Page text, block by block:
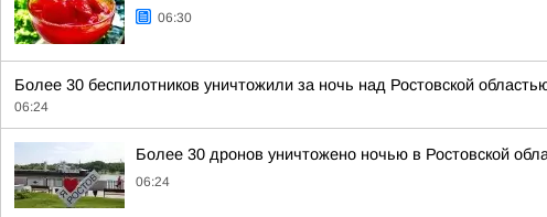
06:30
Более 30 беспилотников уничтожили за ночь над Ростовской
06:24
Более 30 дронов уничтожено ночью в Ростовской
06:24